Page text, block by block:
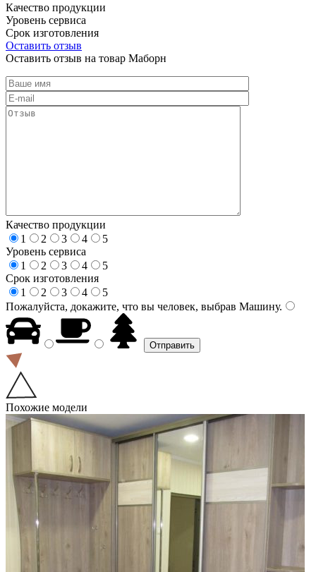
Качество продукции
Уровень сервиса
Срок изготовления
Оставить отзыв
Оставить отзыв на товар Маборн
Качество продукции
1
2 3 4
5
Уровень сервиса
1
2 3 4
5
Срок изготовления
1
2 3 4
5
Пожалуйста, докажите, что вы человек, выбрав Машину.
Похожие модели